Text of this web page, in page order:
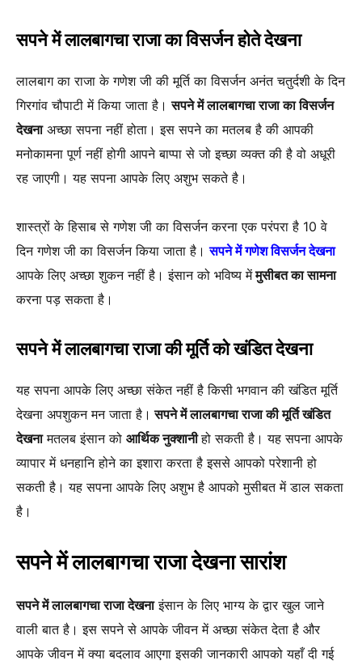
सपने में लालबागचा राजा का विसर्जन होते देखना
लालबाग का राजा के गणेश जी की मूर्ति का विसर्जन अनंत चतुर्दशी के दिन
गिरगांव चौपाटी में किया जाता है।सपने में लालबागचा राजा का विसर्जन
देखनाअच्छा सपना नहीं होता। इस सपने का मतलब है की आपकी
मनोकामना पूर्ण नहीं होगी आपने बाप्पा से जो इच्छा व्यक्त की है वो अधूरी
रह जाएगी। यह सपना आपके लिए अशुभ सकते है।
शास्त्रों के हिसाब से गणेश जी का विसर्जन करना एक परंपरा है 10 वे
दिन गणेश जी का विसर्जन किया जाता है।सपने में गणेश विसर्जन देखना
आपके लिए अच्छा शुकन नहीं है। इंसान को भविष्य मेंमुसीबत का सामना
करना पड़ सकता है।
सपने में लालबागचा राजा की मूर्ति को खंडित देखना
यह सपना आपके लिए अच्छा संकेत नहीं है किसी भगवान की खंडित मूर्ति
देखना अपशुकन मन जाता है। सपने में लालबागचा राजा की मूर्ति खंडित
देखनामतलब इंसान को आर्थिक नुक्शानीहो सकती है। यह सपना आपके
व्यापार में धनहानि होने का इशारा करता है इससे आपको परेशानी हो
सकती है। यह सपना आपके लिए अशुभ है आपको मुसीबत में डाल सकता
है।
सपने में लालबागचा राजा देखनासारांश
सपने में लालबागचा राजा देखनाइंसान के लिए भाग्य के द्वार खुल जाने
वाली बात है। इस सपने से आपके जीवन में अच्छा संकेत देता है और
आपके जीवन में क्या बदलाव आएगा इसकी जानकारी आपको यहाँ दी गई